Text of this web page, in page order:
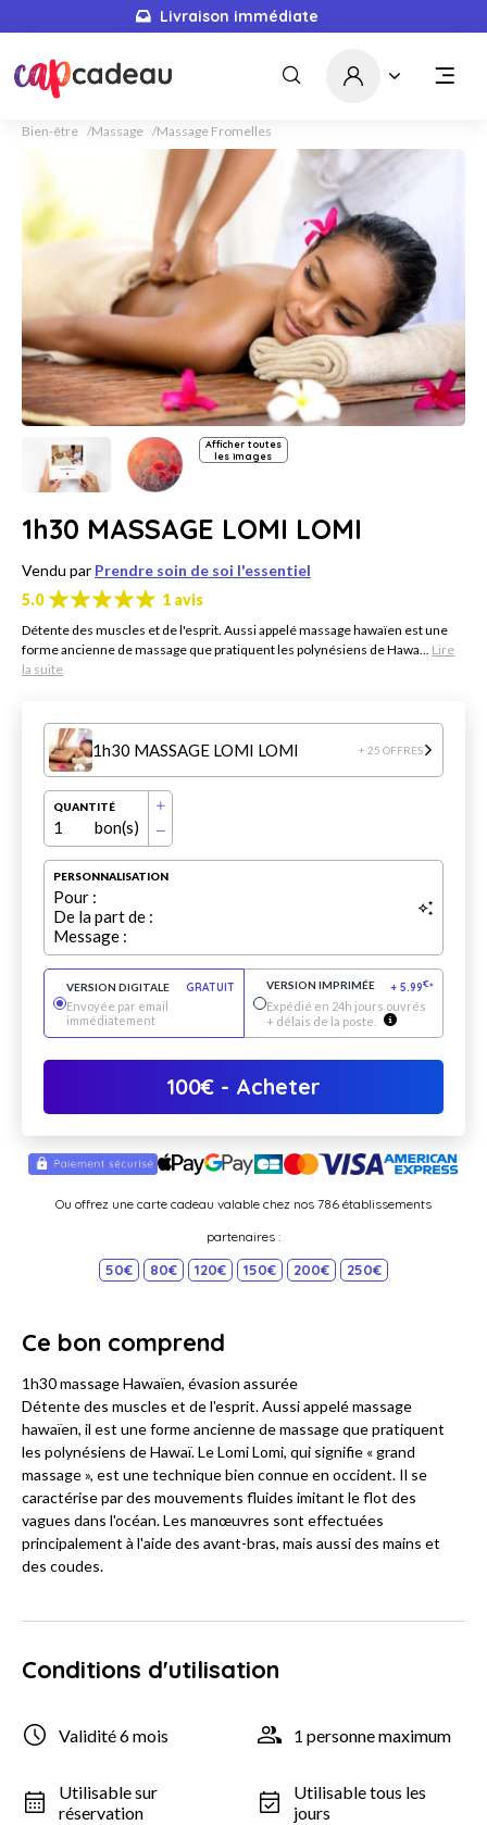
Livraison immédiate
Bien-être Massage Massage Fromelles
Afficher toutes
les images
1h30 MASSAGE LOMI LOMI
Vendu par Prendre soin de soi l'essentiel
5.0
1 avis
Détente des muscles et de l'esprit. Aussi appelé massage hawaïen est une
forme ancienne de massage que pratiquent les polynésiens de Hawa... Lire
la suite
1h30 MASSAGE LOMI LOMI + 25 OFFRES
QUANTITÉ
1 bon(s)
PERSONNALISATION
Pour :
De la part de :
Message :
VERSION DIGITALE
GRATUIT
Envoyée par email
immédiatement
VERSION IMPRIMÉE + 5.99€*
Expédié en 24h jours ouvrés
+ délais de la poste.
100€ - Acheter
Ou offrez une carte cadeau valable chez nos 786 établissements
partenaires :
50€ 80€ 120€ 150€ 200€ 250€
Ce bon comprend
1h30 massage Hawaïen, évasion assurée
Détente des muscles et de l'esprit. Aussi appelé massage
hawaïen, il est une forme ancienne de massage que pratiquent
les polynésiens de Hawaï. Le Lomi Lomi, qui signifie « grand
massage », est une technique bien connue en occident. Il se
caractérise par des mouvements fluides imitant le flot des
vagues dans l'océan. Les manœuvres sont effectuées
principalement à l'aide des avant-bras, mais aussi des mains et
des coudes.
Conditions d'utilisation
Validité 6 mois 1 personne maximum
Utilisable sur
réservation
Utilisable tous les
jours